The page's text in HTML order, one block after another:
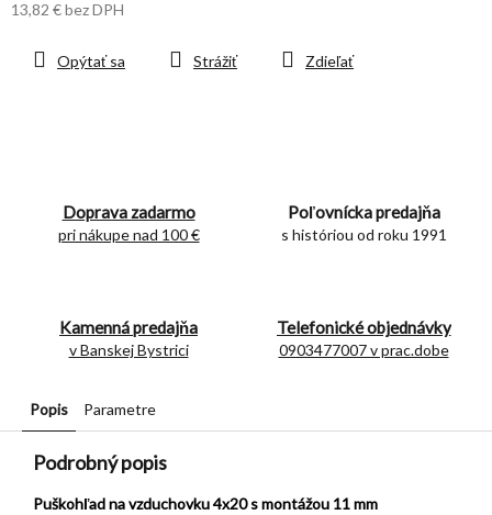
13,82 € bez DPH
Opýtať sa Strážiť Zdieľať
Doprava zadarmo
pri nákupe nad 100 €
Poľovnícka predajňa
s históriou od roku 1991
Kamenná predajňa
v Banskej Bystrici
Telefonické objednávky
0903477007 v prac.dobe
Popis Parametre
Podrobný popis
Puškohľad na vzduchovku 4x20 s montážou 11 mm